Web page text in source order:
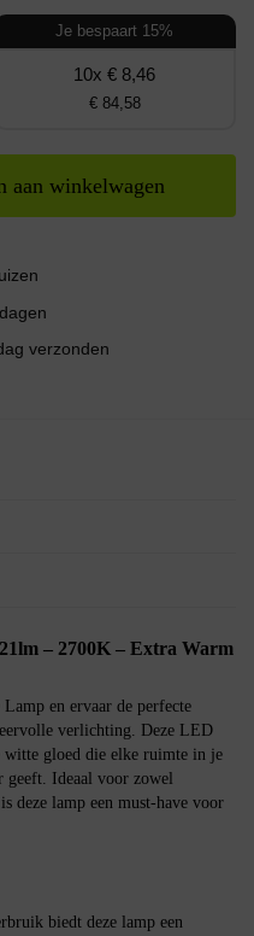
Je bespaart 15%
10x € 8,46
€ 84,58
aan winkelwagen
verzonden
– 2700K – Extra Warm
en ervaar de perfecte
verlichting. Deze LED
witte gloed die elke ruimte in je
geeft. Ideaal voor zowel
deze lamp een must-have voor
biedt deze lamp een